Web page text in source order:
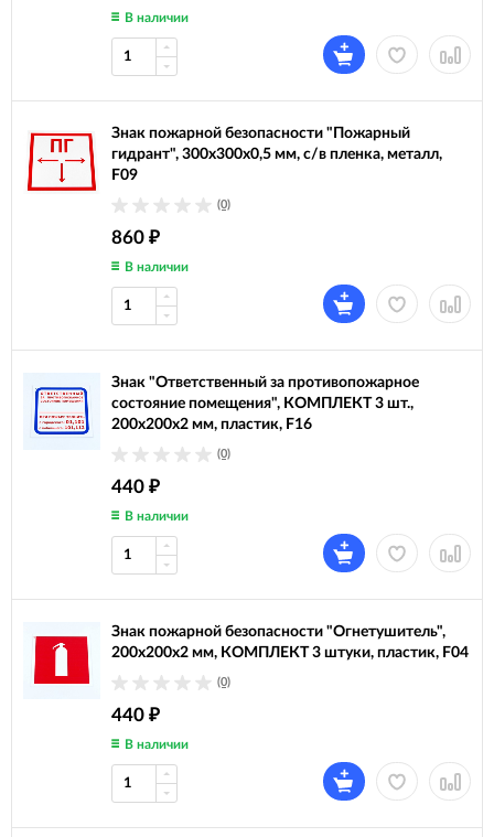
В наличии
Знак пожарной безопасности "Пожарный
гидрант", 300х300х0,5 мм, с/в пленка, металл,
F09
(0)
860 ₽
В наличии
Знак "Ответственный за противопожарное
состояние помещения", КОМПЛЕКТ 3 шт.,
200х200х2 мм, пластик, F16
(0)
440 ₽
В наличии
Знак пожарной безопасности "Огнетушитель",
200х200х2 мм, КОМПЛЕКТ 3 штуки, пластик, F04
(0)
440 ₽
В наличии